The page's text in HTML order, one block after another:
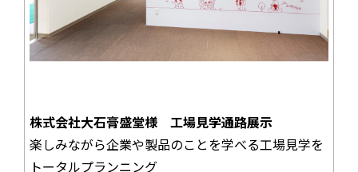
株式会社大石膏盛堂様 工場見学通路展示
楽しみながら企業や製品のことを学べる工場見学を
トータルプランニング